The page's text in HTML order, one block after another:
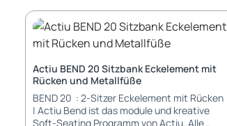
Rücken können unterschiedliche Farben
haben Abmessung: Breite: 117,1 cm Tiefe:
64,3 cm Höhe: 43 cm (ohne Rückenlehne) /
68 cm (mit Rückenlehne) Sitzhöhe: 43 cm
Lieferung und Montage: Sitzelement wird
demontiert geliefert - einfache Montage
Füße und Rückenlehne müssen mit Sitz
verbunden werden
Actiu BEND 20 Sitzbank Eckelement mit
Rücken und Metallfüße
BEND 20 : 2-Sitzer Eckelement mit Rücken
| Actiu Bend ist das module und kreative
Soft-Seating Programm von Actiu. Alle